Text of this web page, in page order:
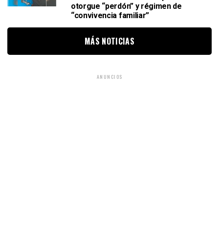
otorgue “perdón” y régimen de
“convivencia familiar”
MÁS NOTICIAS
ANUNCIOS